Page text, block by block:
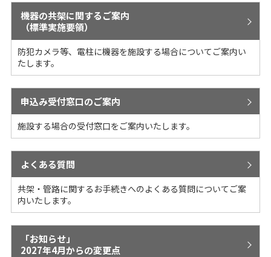
機器の共架に関するご案内
（標準実施要領）
防犯カメラ等、電柱に機器を施設する場合についてご案内い
たします。
申込み受付窓口のご案内
施設する場合の受付窓口をご案内いたします。
よくある質問
共架・管路に関するお手続きへのよくある質問についてご案
内いたします。
「お知らせ」
2027年4月からの変更点